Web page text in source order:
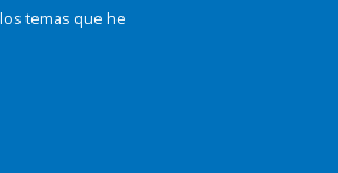
temas que he